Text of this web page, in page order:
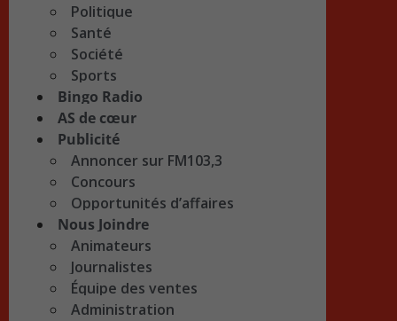
Politique
Santé
Société
Sports
Bingo Radio
AS de cœur
Publicité
Annoncer sur FM103,3
Concours
Opportunités d’affaires
Nous Joindre
Animateurs
Journalistes
Équipe des ventes
Administration